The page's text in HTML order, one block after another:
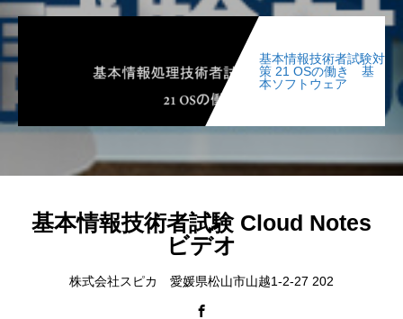
基本情報技術者試験対
策 21 OSの働き 基
本ソフトウェア
基本情報技術者試験 Cloud Notes
ビデオ
株式会社スピカ 愛媛県松山市山越1-2-27 202